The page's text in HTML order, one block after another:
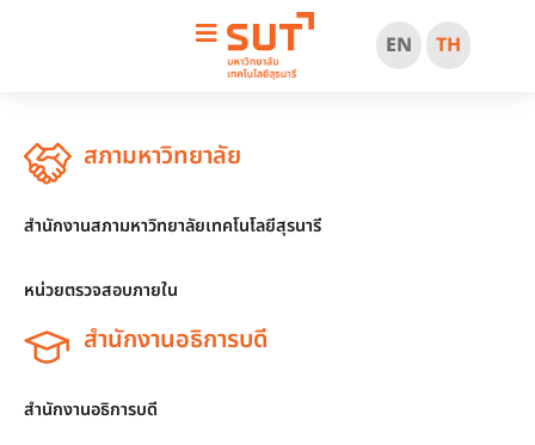
EN TH
สภามหาวิทยาลัย
สำนักงานสภามหาวิทยาลัยเทคโนโลยีสุรนารี
หน่วยตรวจสอบภายใน
สำนักงานอธิการบดี
สำนักงานอธิการบดี